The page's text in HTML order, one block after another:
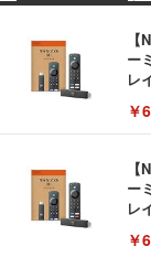
ー
レ
￥
ー
レ
￥